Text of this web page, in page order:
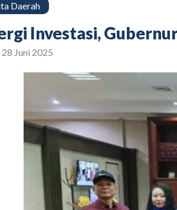
Daerah
Investasi,
28 Juni 2025